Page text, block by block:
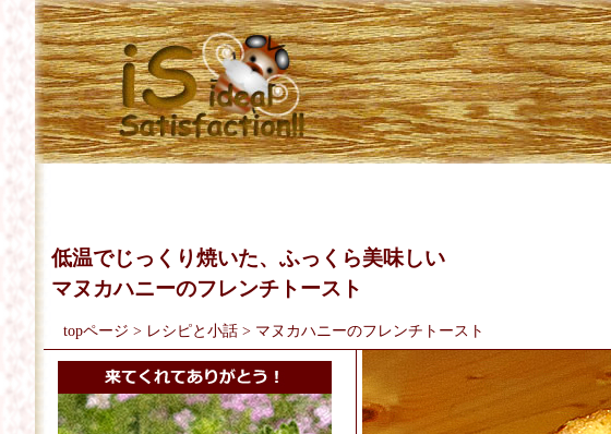
低温でじっくり焼いた、ふっくら美味しい
マヌカハニーのフレンチトースト
topページ > レシピと小話 > マヌカハニーのフレンチトースト